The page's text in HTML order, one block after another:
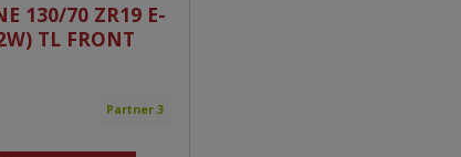
130/70 ZR19 E-
TL FRONT
Partner 3